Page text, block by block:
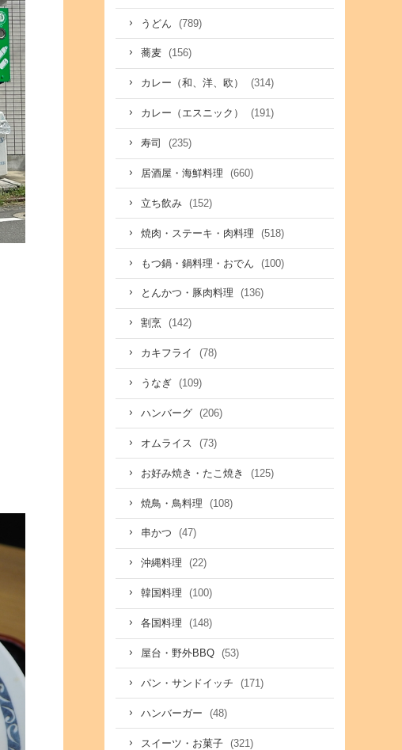
うどん (789)
蕎麦 (156)
カレー（和、洋、欧） (314)
カレー（エスニック） (191)
寿司 (235)
居酒屋・海鮮料理 (660)
立ち飲み (152)
焼肉・ステーキ・肉料理 (518)
もつ鍋・鍋料理・おでん (100)
とんかつ・豚肉料理 (136)
割烹 (142)
カキフライ (78)
うなぎ (109)
ハンバーグ (206)
オムライス (73)
お好み焼き・たこ焼き (125)
焼鳥・鳥料理 (108)
串かつ (47)
沖縄料理 (22)
韓国料理 (100)
各国料理 (148)
屋台・野外BBQ (53)
パン・サンドイッチ (171)
ハンバーガー (48)
スイーツ・お菓子 (321)